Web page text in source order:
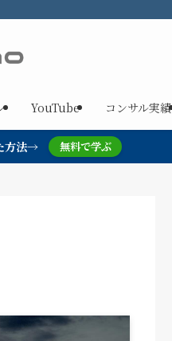
YouTube コンサル実績
方法→ 無料で学ぶ